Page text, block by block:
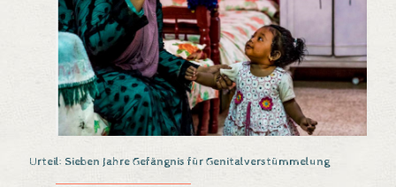
Urteil: Sieben Jahre Gefängnis für Genitalverstümmelung